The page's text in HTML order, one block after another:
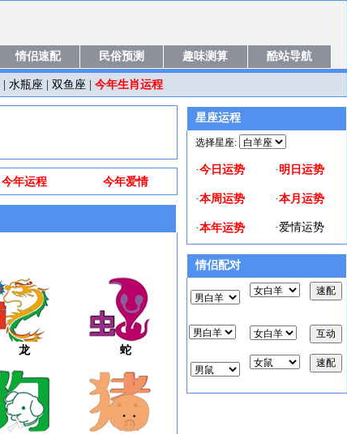
情侣速配 民俗预测 趣味测算 酷站导航
水瓶座 双鱼座 今年生肖运程
星座运程
选择星座:
·今日运势 · 明日运势
·本周运势 ·本月运势
·本年运势 ·爱情运势
情侣配对
今年运程 今年爱情
龙 蛇